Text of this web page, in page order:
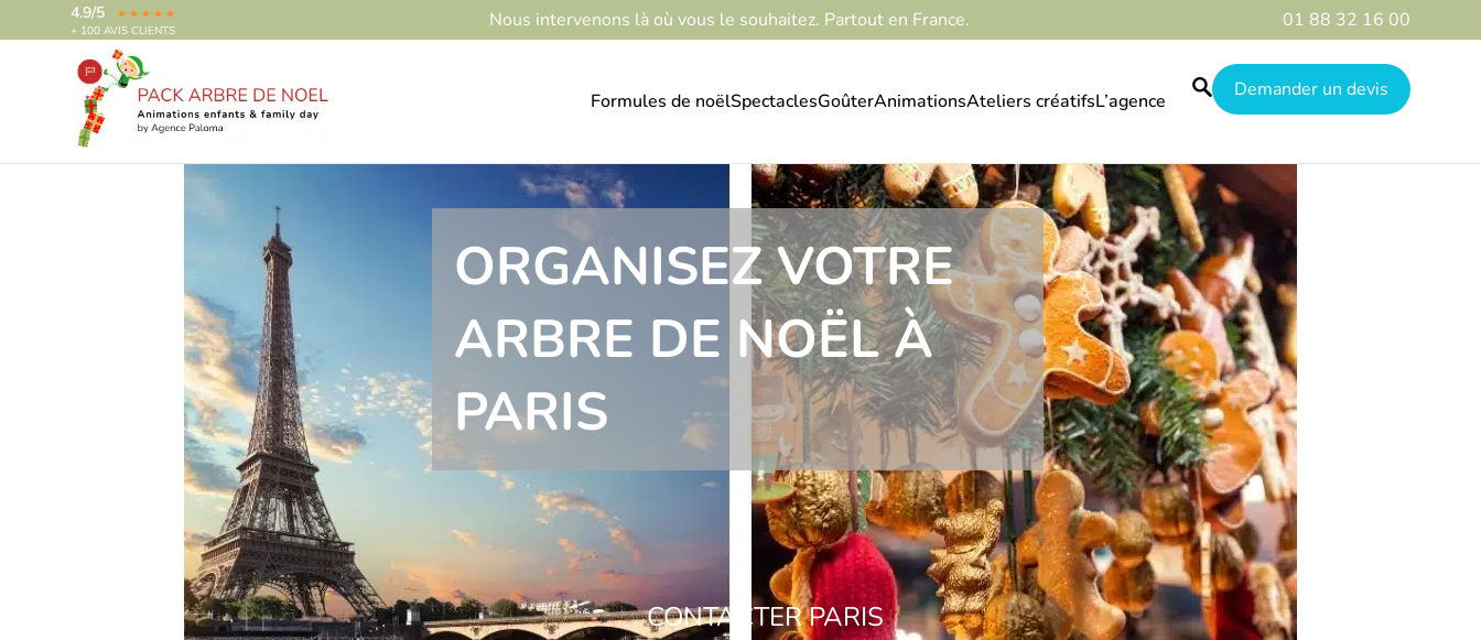
4.9/5
+ 100 AVIS CLIENTS Nous intervenons là où vous le souhaitez. Partout en France. 01 88 32 16 00
Formules de noëlSpectaclesGoûterAnimationsAteliers créatifsL’agence
Nos réalisations
Qui sommes-nous
Galerie
Destinations
Demander un devis
ORGANISEZ VOTRE
ARBRE DE NOËL À
PARIS
CONTACTER PARIS